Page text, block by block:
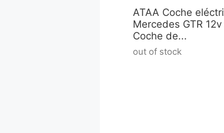
ATAA Coche
Mercedes GTR
Coche de...
out of stock